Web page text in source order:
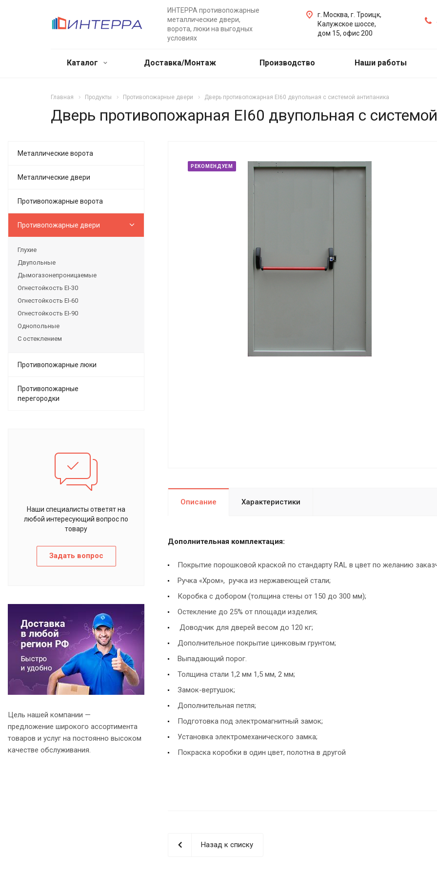
ИНТЕРРА противопожарные
металлические двери,
ворота, люки на выгодных
условиях
г. Москва, г. Троицк,
Калужское шоссе,
дом 15, офис 200
Каталог Доставка/Монтаж Производство Наши работы
Главная Продукты Противопожарные двери Дверь противопожарная EI60 двупольная с системой антипаника
Дверь противопожарная EI60 двупольная с
РЕКОМЕНДУЕМ
Описание Характеристики
Дополнительная комплектация:
Покрытие порошковой краской по стандарту RAL в цвет по желанию
Ручка «Хром», ручка из нержавеющей стали;
Коробка с добором (толщина стены от 150 до 300 мм);
Остекление до 25% от площади изделия;
Доводчик для дверей весом до 120 кг;
Дополнительное покрытие цинковым грунтом;
Выпадающий порог.
Толщина стали 1,2 мм 1,5 мм, 2 мм;
Замок-вертушок;
Дополнительная петля;
Подготовка под электромагнитный замок;
Установка электромеханического замка;
Покраска коробки в один цвет, полотна в другой
Назад к списку
Металлические ворота
Металлические двери
Противопожарные ворота
Противопожарные двери
Глухие
Двупольные
Дымогазонепроницаемые
Огнестойкость EI-30
Огнестойкость EI-60
Огнестойкость EI-90
Однопольные
С остеклением
Противопожарные люки
Противопожарные
перегородки
Наши специалисты ответят на
любой интересующий вопрос по
товару
Задать вопрос
Цель нашей компании —
предложение широкого ассортимента
товаров и услуг на постоянно высоком
качестве обслуживания.